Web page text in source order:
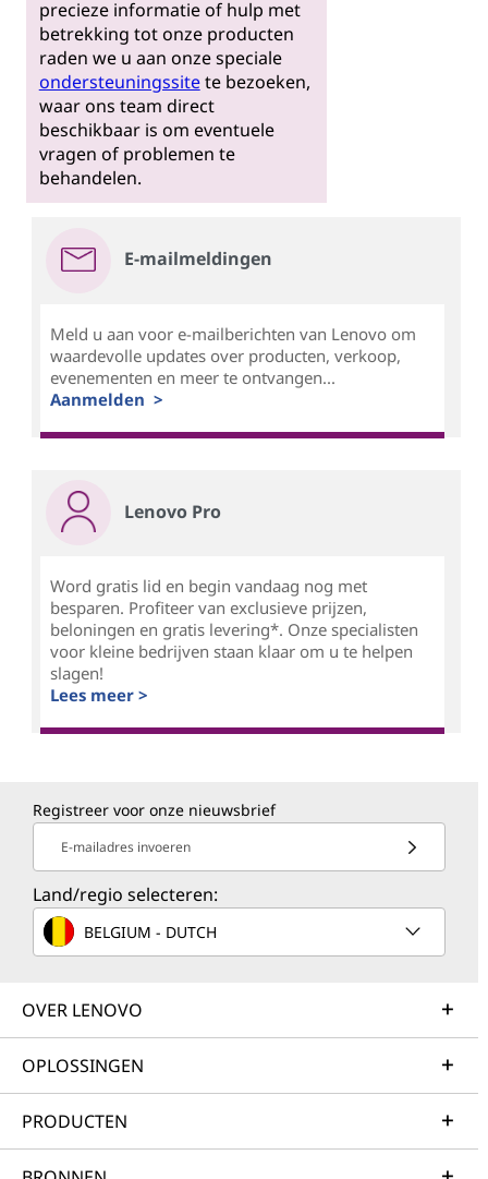
precieze informatie of hulp met
betrekking tot onze producten
raden we u aan onze speciale
ondersteuningssitete bezoeken,
waar ons team direct
beschikbaar is om eventuele
vragen of problemen te
behandelen.
E-mailmeldingen
Meld u aan voor e-mailberichten van Lenovo om
waardevolle updates over producten, verkoop,
evenementen en meer te ontvangen...
Aanmelden >
Lenovo Pro
Word gratis lid en begin vandaag nog met
besparen. Profiteer van exclusieve prijzen,
beloningen en gratis levering*. Onze specialisten
voor kleine bedrijven staan klaar om u te helpen
slagen!
Lees meer >
Registreer voor onze nieuwsbrief
E-mailadres invoeren
Land/regio selecteren:
BELGIUM - DUTCH
OVER LENOVO
OPLOSSINGEN
PRODUCTEN